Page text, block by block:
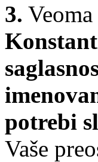
3.
potrebi
Vaše